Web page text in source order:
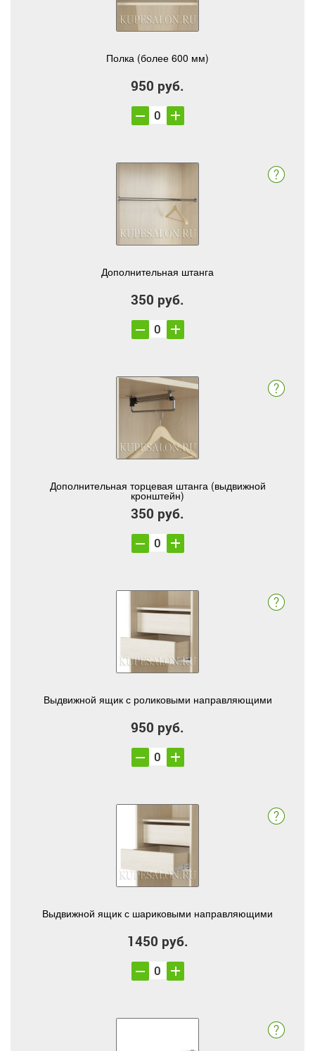
Полка (более 600 мм)
950 руб.
Дополнительная штанга
350 руб.
Дополнительная торцевая штанга (выдвижной
кронштейн)
350 руб.
Выдвижной ящик с роликовыми направляющими
950 руб.
Выдвижной ящик с шариковыми направляющими
1450 руб.